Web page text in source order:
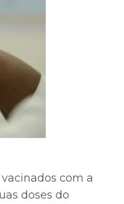
com a
doses do